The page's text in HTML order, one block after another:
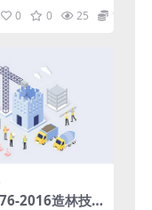
5-52部分：电气
和安装布线系
0 0 25 1.98
2016造林技